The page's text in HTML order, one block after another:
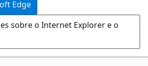
Edge
sobre o Internet Explorer e o